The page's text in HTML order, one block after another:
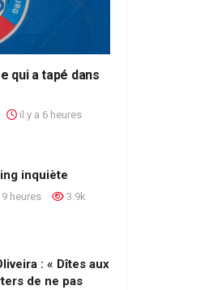
qui a tapé dans
il y a 6 heures
inquiète
heures 3.9k
: « Dîtes aux
de ne pas